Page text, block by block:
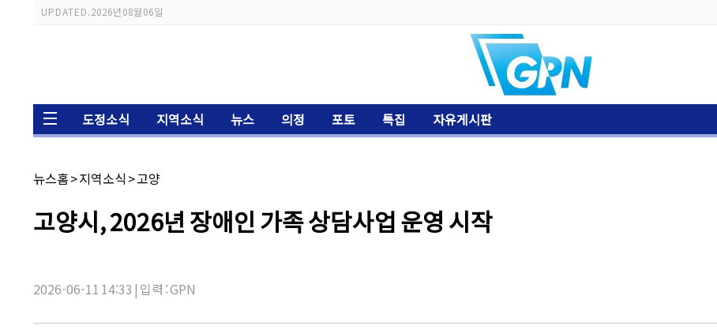
UPDATED.2026년 08월 06일
도정소식 지역소식 뉴스 의정 포토 특집 자유게시판
채
널
뉴스홈>지역소식 >고양
기
사
고양시, 2026년 장애인 가족 상담사업 운영 시작
2026-06-11 14:33 | 입력 : GPN